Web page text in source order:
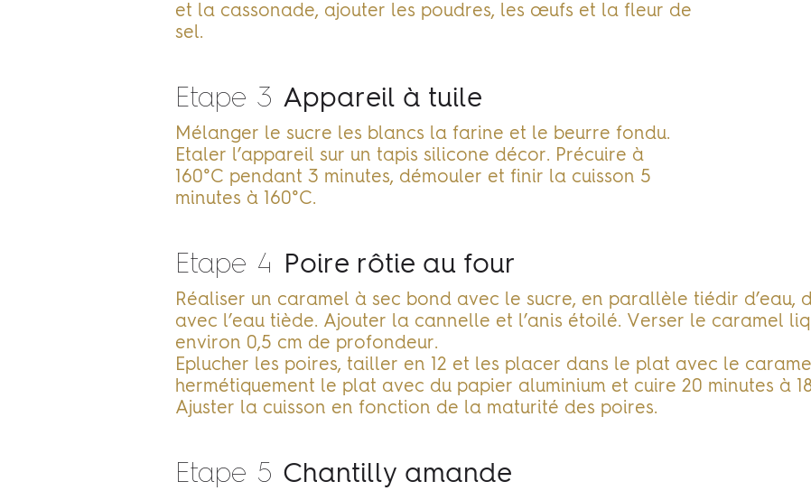
et la cassonade, ajouter les poudres, les œufs et la fleur de
sel.
Etape 3 Appareil à tuile
Mélanger le sucre les blancs la farine et le beurre fondu.
Etaler l’appareil sur un tapis silicone décor. Précuire à
160°C pendant 3 minutes, démouler et finir la cuisson 5
minutes à 160°C.
Etape 4 Poire rôtie au four
Réaliser un caramel à sec bond avec le sucre, en parallèle tiédir d’eau,
avec l’eau tiède. Ajouter la cannelle et l’anis étoilé. Verser le caramel
environ 0,5 cm de profondeur.
Eplucher les poires, tailler en 12 et les placer dans le plat avec le
hermétiquement le plat avec du papier aluminium et cuire 20 minutes à
Ajuster la cuisson en fonction de la maturité des poires.
Etape 5 Chantilly amande